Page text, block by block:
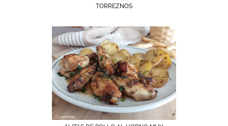
TORREZNOS